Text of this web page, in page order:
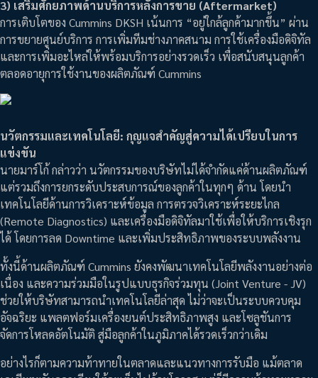
3) เสริมศักยภาพด้านบริการหลังการขาย (Aftermarket)
การเติบโตของ Cummins DKSH เน้นการ “อยู่ใกล้ลูกค้ามากขึ้น” ผ่าน
การขยายศูนย์บริการ การเพิ่มทีมช่างภาคสนาม การใช้เครื่องมือดิจิทัล
และการเพิ่มอะไหล่ให้พร้อมบริการอย่างรวดเร็ว เพื่อสนับสนุนลูกค้า
ตลอดอายุการใช้งานของผลิตภัณฑ์ Cummins
นวัตกรรมและเทคโนโลยี: กุญแจสำคัญสู่ความได้เปรียบในการ
แข่งขัน
นายมาร์โก้ กล่าวว่า นวัตกรรมของบริษัทไม่ได้จำกัดแค่ด้านผลิตภัณฑ์
แต่รวมถึงการยกระดับประสบการณ์ของลูกค้าในทุกๆ ด้าน โดยนำ
เทคโนโลยีด้านการวิเคราะห์ข้อมูล การตรวจวิเคราะห์ระยะไกล
(Remote Diagnostics) และเครื่องมือดิจิทัลมาใช้เพื่อให้บริการเชิงรุก
ได้ โดยการลด Downtime และเพิ่มประสิทธิภาพของระบบพลังงาน
ทั้งนี้ด้านผลิตภัณฑ์ Cummins ยังคงพัฒนาเทคโนโลยีพลังงานอย่างต่อ
เนื่อง และความร่วมมือในรูปแบบธุรกิจร่วมทุน (Joint Venture - JV)
ช่วยให้บริษัทสามารถนำเทคโนโลยีล่าสุด ไม่ว่าจะเป็นระบบควบคุม
อัจฉริยะ แพลตฟอร์มเครื่องยนต์ประสิทธิภาพสูง และโซลูชันการ
จัดการโหลดอัตโนมัติ สู่มือลูกค้าในภูมิภาคได้รวดเร็วกว่าเดิม
อย่างไรก็ตามความท้าทายในตลาดและแนวทางการรับมือ แม้ตลาด